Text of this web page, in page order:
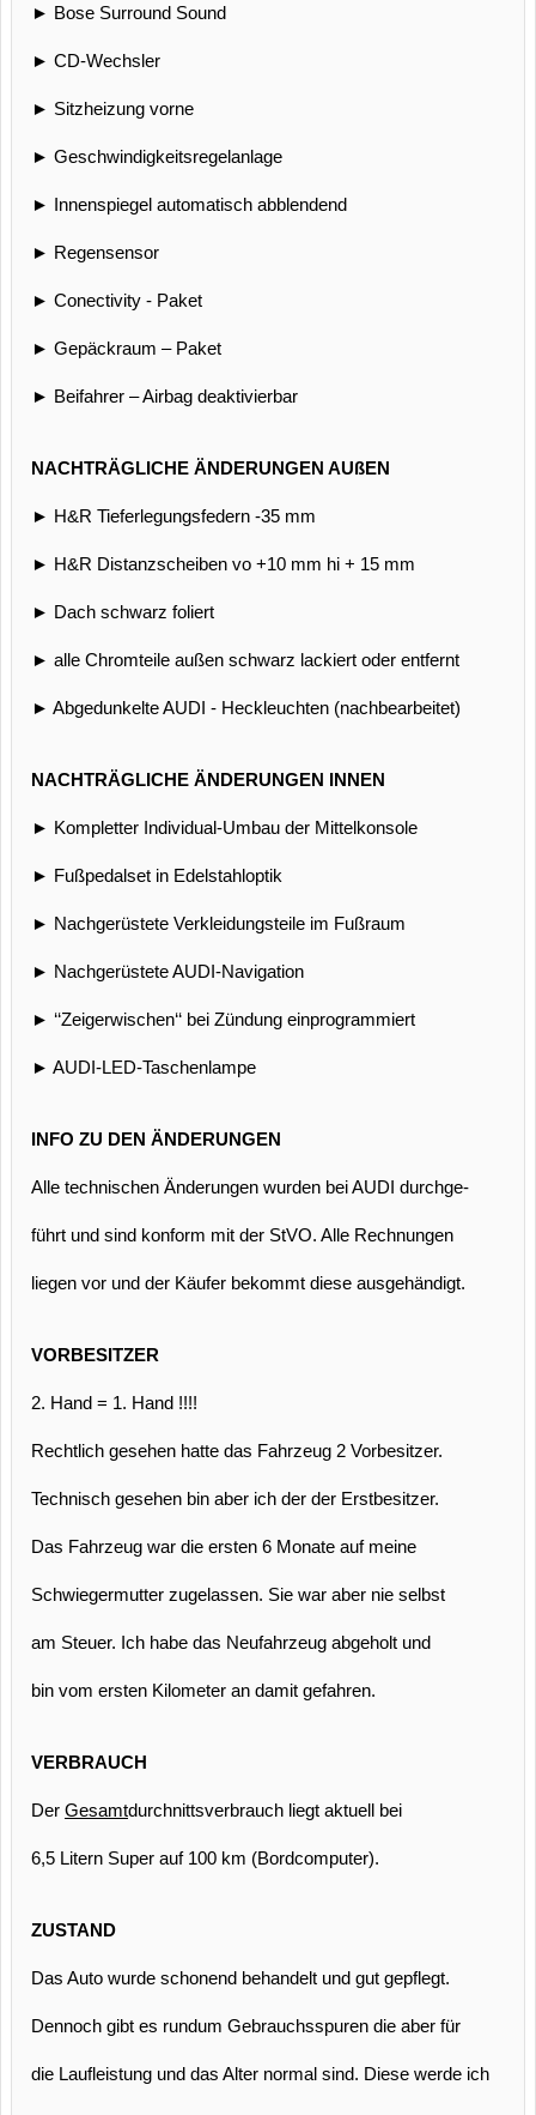
► Bose Surround Sound
► CD-Wechsler
► Sitzheizung vorne
► Geschwindigkeitsregelanlage
► Innenspiegel automatisch abblendend
► Regensensor
► Conectivity - Paket
► Gepäckraum – Paket
► Beifahrer – Airbag deaktivierbar
NACHTRÄGLICHE ÄNDERUNGEN AUßEN
► H&R Tieferlegungsfedern -35 mm
► H&R Distanzscheiben vo +10 mm hi + 15 mm
► Dach schwarz foliert
► alle Chromteile außen schwarz lackiert oder entfernt
► Abgedunkelte AUDI - Heckleuchten (nachbearbeitet)
NACHTRÄGLICHE ÄNDERUNGEN INNEN
► Kompletter Individual-Umbau der Mittelkonsole
► Fußpedalset in Edelstahloptik
► Nachgerüstete Verkleidungsteile im Fußraum
► Nachgerüstete AUDI-Navigation
► ‘‘Zeigerwischen‘‘ bei Zündung einprogrammiert
► AUDI-LED-Taschenlampe
INFO ZU DEN ÄNDERUNGEN
Alle technischen Änderungen wurden bei AUDI durchge-
führt und sind konform mit der StVO. Alle Rechnungen
liegen vor und der Käufer bekommt diese ausgehändigt.
VORBESITZER
2. Hand = 1. Hand !!!!
Rechtlich gesehen hatte das Fahrzeug 2 Vorbesitzer.
Technisch gesehen bin aber ich der der Erstbesitzer.
Das Fahrzeug war die ersten 6 Monate auf meine
Schwiegermutter zugelassen. Sie war aber nie selbst
am Steuer. Ich habe das Neufahrzeug abgeholt und
bin vom ersten Kilometer an damit gefahren.
VERBRAUCH
Der Gesamtdurchnittsverbrauch liegt aktuell bei
6,5 Litern Super auf 100 km (Bordcomputer).
ZUSTAND
Das Auto wurde schonend behandelt und gut gepflegt.
Dennoch gibt es rundum Gebrauchsspuren die aber für
die Laufleistung und das Alter normal sind. Diese werde ich